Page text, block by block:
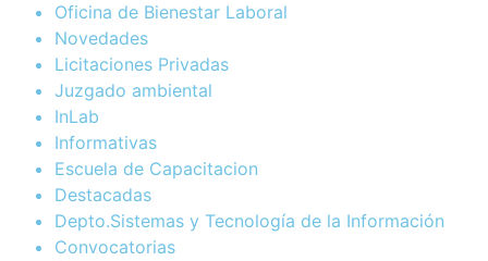
Oficina de Bienestar Laboral
Novedades
Licitaciones Privadas
Juzgado ambiental
InLab
Informativas
Escuela de Capacitacion
Destacadas
Depto.Sistemas y Tecnología de la Información
Convocatorias